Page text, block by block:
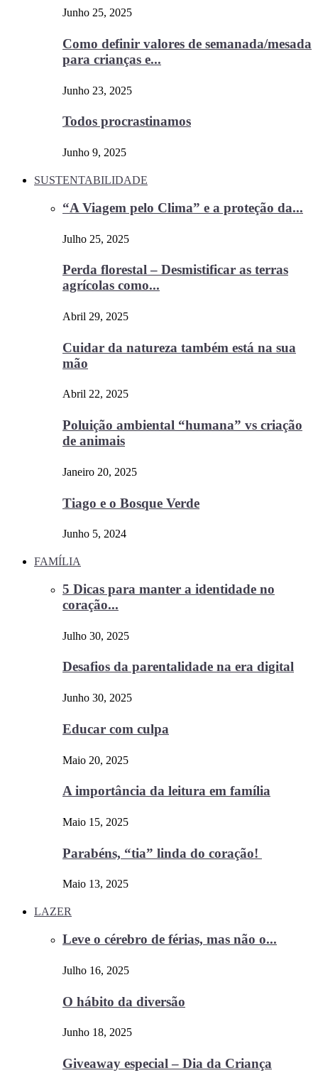
Junho 25, 2025
Como definir valores de semanada/mesada
para crianças e...
Junho 23, 2025
Todos procrastinamos
Junho 9, 2025
SUSTENTABILIDADE
“A Viagem pelo Clima” e a proteção da...
Julho 25, 2025
Perda florestal – Desmistificar as terras
agrícolas como...
Abril 29, 2025
Cuidar da natureza também está na sua
mão
Abril 22, 2025
Poluição ambiental “humana” vs criação
de animais
Janeiro 20, 2025
Tiago e o Bosque Verde
Junho 5, 2024
FAMÍLIA
5 Dicas para manter a identidade no
coração...
Julho 30, 2025
Desafios da parentalidade na era digital
Junho 30, 2025
Educar com culpa
Maio 20, 2025
A importância da leitura em família
Maio 15, 2025
Parabéns, “tia” linda do coração!
Maio 13, 2025
LAZER
Leve o cérebro de férias, mas não o...
Julho 16, 2025
O hábito da diversão
Junho 18, 2025
Giveaway especial – Dia da Criança